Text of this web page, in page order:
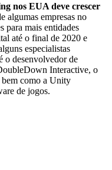
nos EUA deve crescer
algumas empresas no
para mais entidades
até o final de 2020 e
especialistas
o desenvolvedor de
Interactive, o
como a Unity
de jogos.